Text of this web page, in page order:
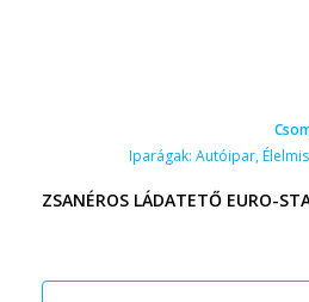
Iparágak: Autóipar,
ZSANÉROS LÁDATETŐ EURO-